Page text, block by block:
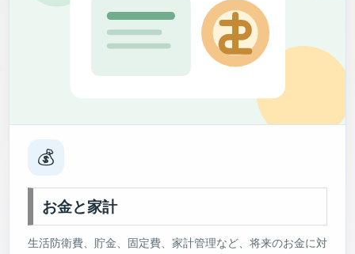
💰
お金と家計
生活防衛費、貯金、固定費、家計管理など、将来のお金に対